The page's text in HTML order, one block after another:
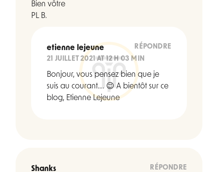
Bien vôtre
PL B.
etienne lejeune
21 JUILLET 2021 AT 12 H 03 MIN
RÉPONDRE
Bonjour, vous pensez bien que je
suis au courant…. 😉 A bientôt sur ce
blog, Etienne Lejeune
Shanks RÉPONDRE